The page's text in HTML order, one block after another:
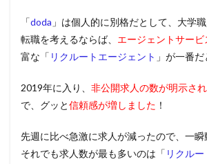
「doda 」は個人的に別格だとして、大学
転職を考えるならば、 エージェントサービ
富な「 リクルートエージェント 」が一番だ
2019年に入り、 非公開求人の数が明示さ
で、グッと信頼感が増しました ！
先週に比べ急激に求人が減ったので、一瞬
それでも求人数が最も多いのは「 リクル